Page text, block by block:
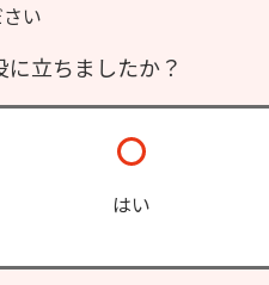
い
立ちましたか？
はい